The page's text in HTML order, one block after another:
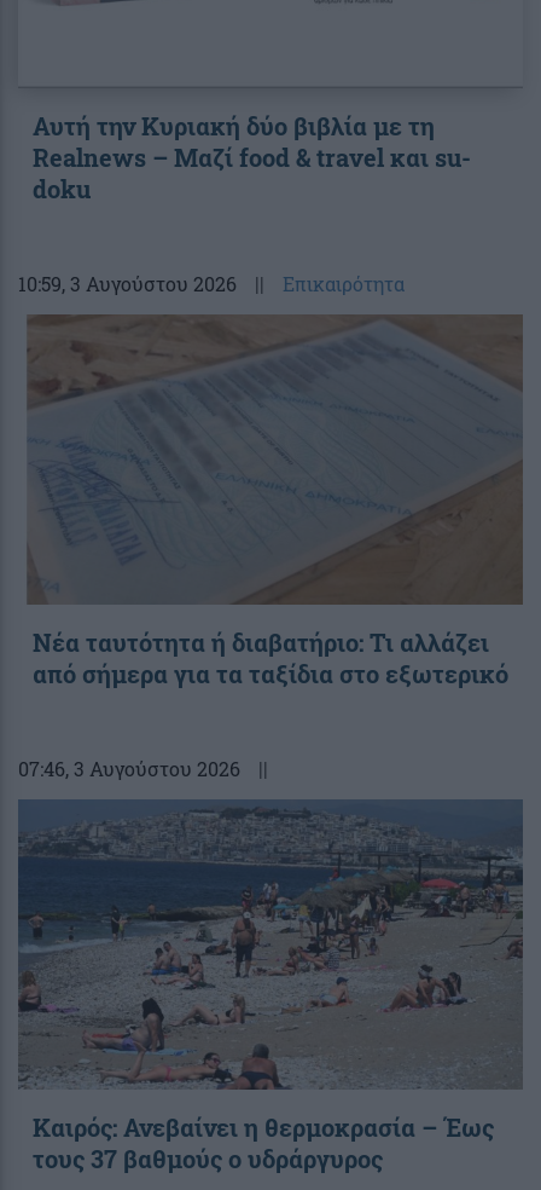
Αυτή την Κυριακή δύο βιβλία με τη
Realnews – Μαζί food & travel και su-
doku
10:59, 3 Αυγούστου 2026 || Επικαιρότητα
Νέα ταυτότητα ή διαβατήριο: Τι αλλάζει
από σήμερα για τα ταξίδια στο εξωτερικό
07:46, 3 Αυγούστου 2026 ||
Καιρός: Ανεβαίνει η θερμοκρασία – Έως
τους 37 βαθμούς ο υδράργυρος